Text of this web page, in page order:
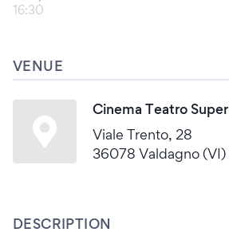
16:30
VENUE
Cinema Teatro Super
Viale Trento, 28
36078 Valdagno (VI)
DESCRIPTION